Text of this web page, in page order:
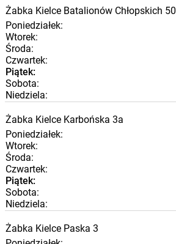
Żabka Kielce Batalionów Chłopskich 50
Poniedziałek:
Wtorek:
Środa:
Czwartek:
Piątek:
Sobota:
Niedziela:
Żabka Kielce Karbońska 3a
Poniedziałek:
Wtorek:
Środa:
Czwartek:
Piątek:
Sobota:
Niedziela:
Żabka Kielce Paska 3